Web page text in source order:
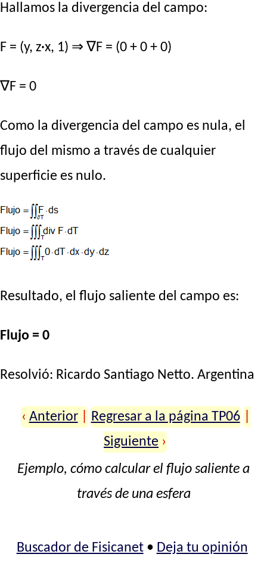
Hallamos la divergencia del campo:
F = (y, z·x, 1) ⇒ ∇F = (0 + 0 + 0)
∇F = 0
Como la divergencia del campo es nula, el
flujo del mismo a través de cualquier
superficie es nulo.
Resultado, el flujo saliente del campo es:
Flujo = 0
Resolvió: Ricardo Santiago Netto. Argentina
‹ Anterior Regresar a la página TP06
Siguiente ›
Ejemplo, cómo calcular el flujo saliente a
través de una esfera
Buscador de Fisicanet• Deja tu opinión